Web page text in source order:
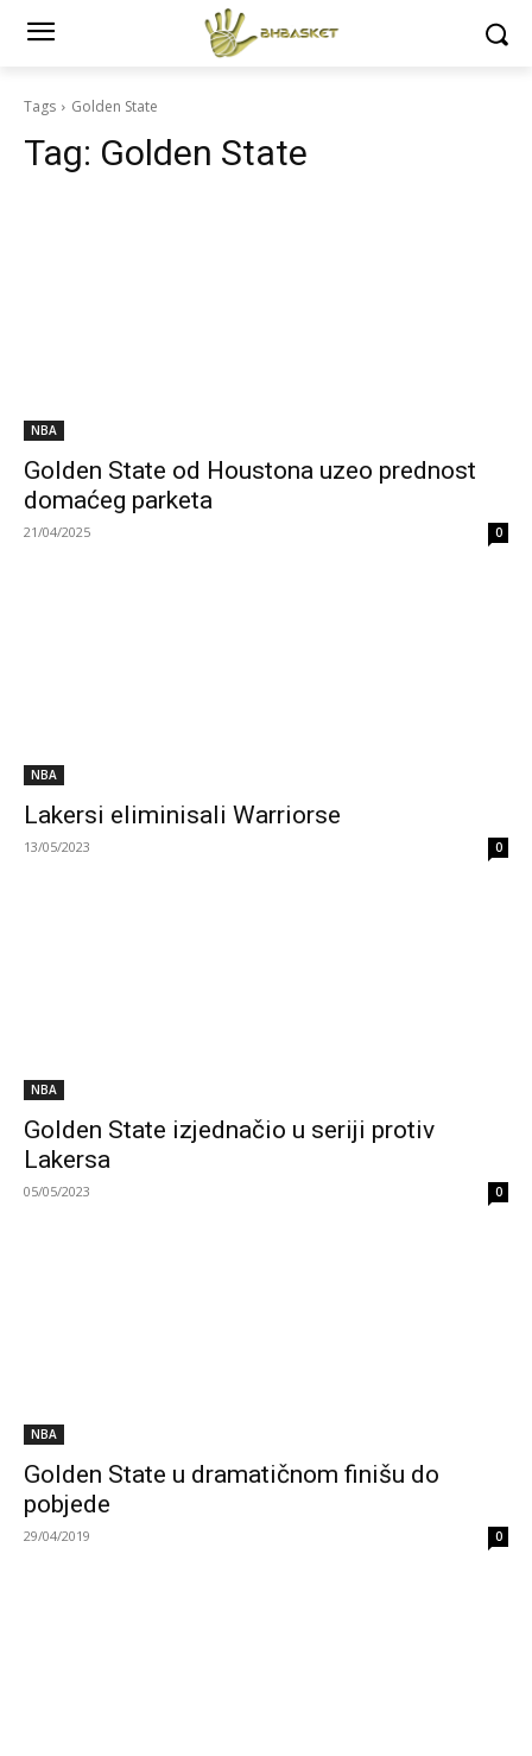
Tags Golden State
Tag: Golden State
NBA
Golden State od Houstona uzeo prednost
domaćeg parketa
21/04/2025 0
NBA
Lakersi eliminisali Warriorse
13/05/2023 0
NBA
Golden State izjednačio u seriji protiv
Lakersa
05/05/2023 0
NBA
Golden State u dramatičnom finišu do
pobjede
29/04/2019 0